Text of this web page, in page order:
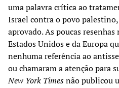
uma palavra crítica ao
Israel contra o povo palestino,
aprovado. As poucas
Estados Unidos e da Europa
nenhuma referência ao
ou chamaram a atenção para
New York Timesnão publicou